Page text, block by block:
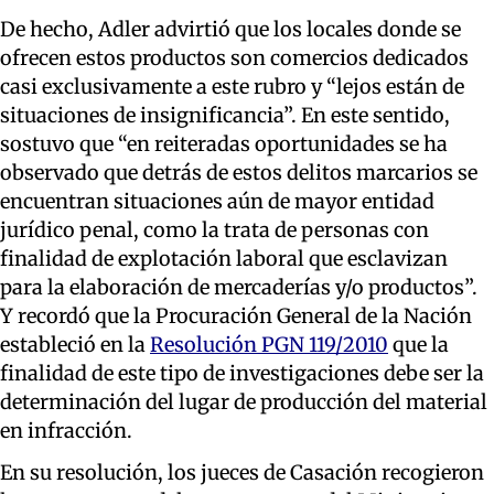
De hecho, Adler advirtió que los locales donde se
ofrecen estos productos son comercios dedicados
casi exclusivamente a este rubro y “lejos están de
situaciones de insignificancia”. En este sentido,
sostuvo que “en reiteradas oportunidades se ha
observado que detrás de estos delitos marcarios se
encuentran situaciones aún de mayor entidad
jurídico penal, como la trata de personas con
finalidad de explotación laboral que esclavizan
para la elaboración de mercaderías y/o productos”.
Y recordó que la Procuración General de la Nación
estableció en laResolución PGN 119/2010 que la
finalidad de este tipo de investigaciones debe ser la
determinación del lugar de producción del material
en infracción.
En su resolución, los jueces de Casación recogieron